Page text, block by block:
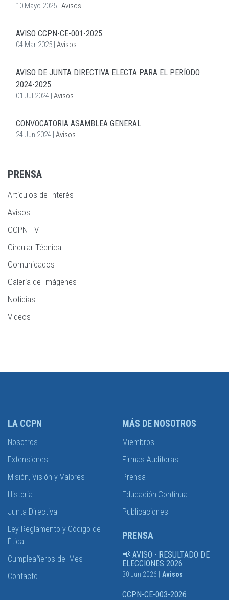
10 Mayo 2025 | Avisos
AVISO CCPN-CE-001-2025
04 Mar 2025 | Avisos
AVISO DE JUNTA DIRECTIVA ELECTA PARA EL PERÍODO
2024-2025
01 Jul 2024 | Avisos
CONVOCATORIA ASAMBLEA GENERAL
24 Jun 2024 | Avisos
PRENSA
Artículos de Interés
Avisos
CCPN TV
Circular Técnica
Comunicados
Galería de Imágenes
Noticias
Videos
LA CCPN
Nosotros
Extensiones
Misión, Visión y Valores
Historia
Junta Directiva
Ley Reglamento y Código de
Ética
Cumpleañeros del Mes
Contacto
MÁS DE NOSOTROS
Miembros
Firmas Auditoras
Prensa
Educación Continua
Publicaciones
PRENSA
📢 AVISO - RESULTADO DE
ELECCIONES 2026
30 Jun 2026 | Avisos
CCPN-CE-003-2026